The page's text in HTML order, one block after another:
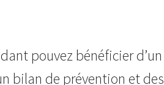
pouvez bénéficier d’un
bilan de prévention et des